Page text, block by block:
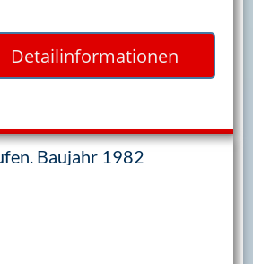
Detailinformationen
Baujahr 1982